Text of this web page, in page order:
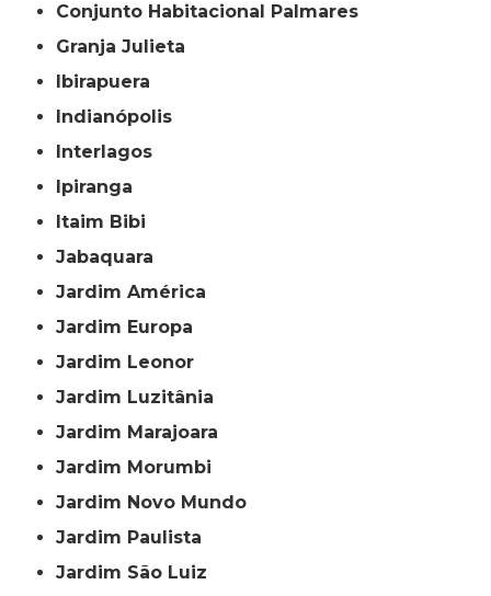
Conjunto Habitacional Palmares
Granja Julieta
Ibirapuera
Indianópolis
Interlagos
Ipiranga
Itaim Bibi
Jabaquara
Jardim América
Jardim Europa
Jardim Leonor
Jardim Luzitânia
Jardim Marajoara
Jardim Morumbi
Jardim Novo Mundo
Jardim Paulista
Jardim São Luiz